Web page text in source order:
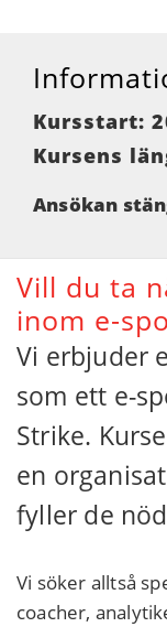
Kursstart:
Kursens
Ansökan
Vill du ta
inom e-
Vi erbjuder
som ett e-
Strike.
en
fyller de
Vi söker alltså
coacher,